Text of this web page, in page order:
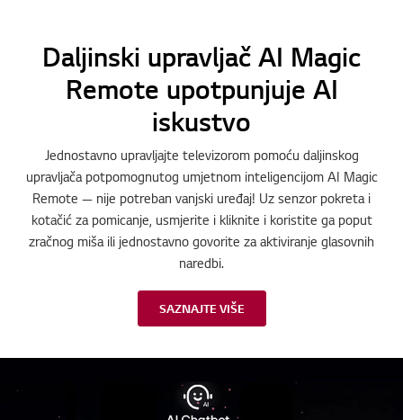
Daljinski upravljač AI Magic
Remote upotpunjuje AI
iskustvo
Jednostavno upravljajte televizorom pomoću daljinskog
upravljača potpomognutog umjetnom inteligencijom AI Magic
Remote — nije potreban vanjski uređaj! Uz senzor pokreta i
kotačić za pomicanje, usmjerite i kliknite i koristite ga poput
zračnog miša ili jednostavno govorite za aktiviranje glasovnih
naredbi.
SAZNAJTE VIŠE